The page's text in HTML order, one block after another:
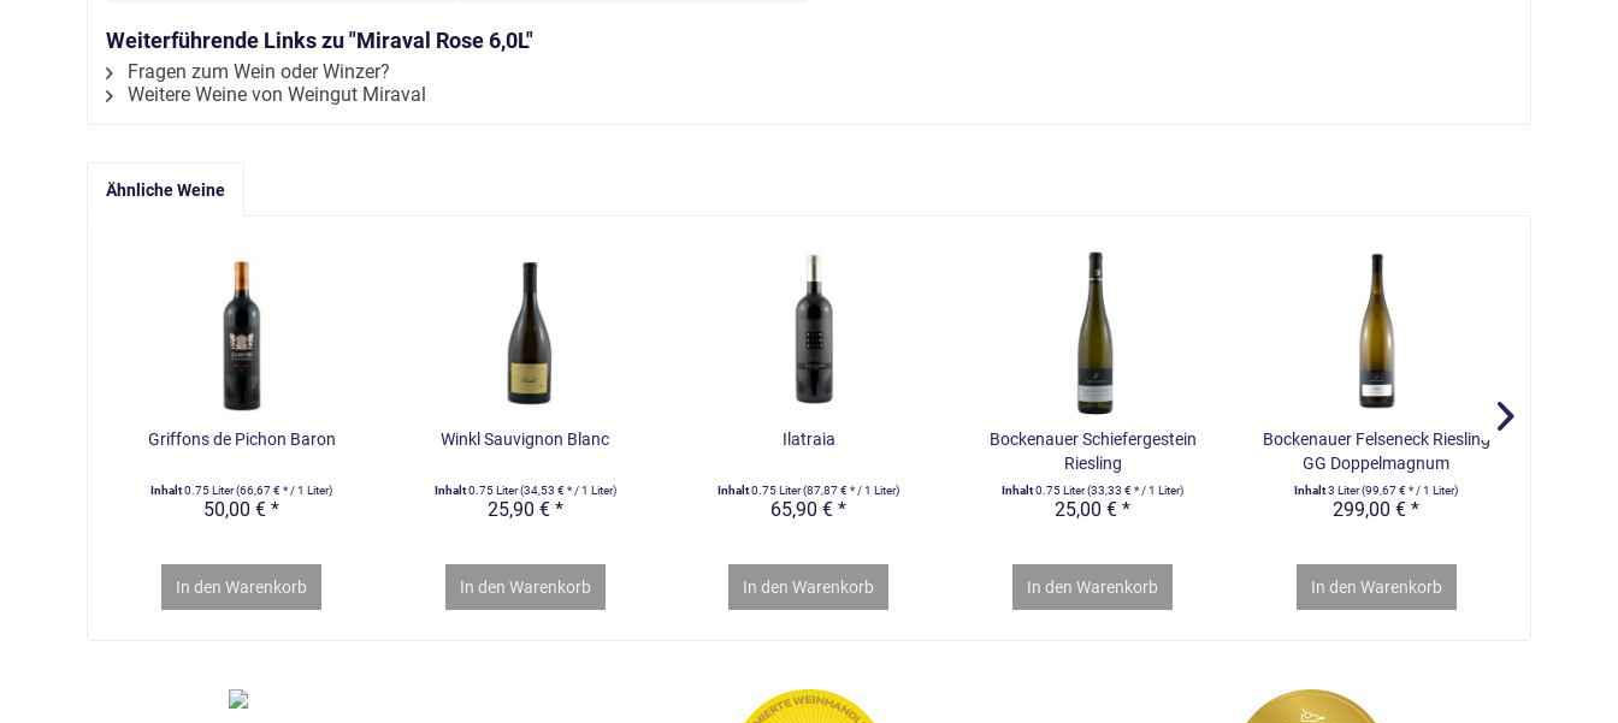
Weiterführende Links zu "Miraval Rose 6,0L"
Fragen zum Wein oder Winzer?
Weitere Weine von Weingut Miraval
Ähnliche Weine
Griffons de Pichon Baron
Inhalt0.75 Liter(66,67 € * / 1 Liter)
50,00 € *
In den Warenkorb
Winkl Sauvignon Blanc
Inhalt0.75 Liter(34,53 € * / 1 Liter)
25,90 € *
In den Warenkorb
Ilatraia
Inhalt0.75 Liter(87,87 € * / 1 Liter)
65,90 € *
In den Warenkorb
Bockenauer Schiefergestein
Riesling
Inhalt0.75 Liter(33,33 € * / 1 Liter)
25,00 € *
In den Warenkorb
Bockenauer Felseneck Riesling
GG Doppelmagnum
Inhalt3 Liter(99,67 € * / 1 Liter)
299,00 € *
In den Warenkorb